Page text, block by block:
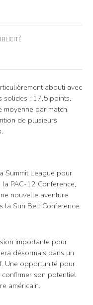
abouti avec
solides : 17,5 points,
par match.
de plusieurs
Summit League pour
PAC-12 Conference,
nouvelle aventure
la Sun Belt Conference.
importante pour
désormais dans un
Une opportunité pour
son potentiel
américain.